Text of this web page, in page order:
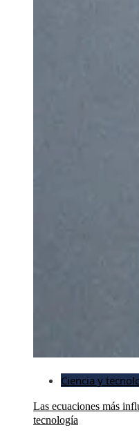
Ciencia y
Las ecuaciones más
tecnología